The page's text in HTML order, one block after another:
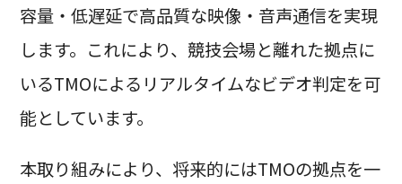
容量・低遅延で高品質な映像・音声通信を実現
します。これにより、競技会場と離れた拠点に
いるTMOによるリアルタイムなビデオ判定を可
能としています。
本取り組みにより、将来的にはTMOの拠点を一